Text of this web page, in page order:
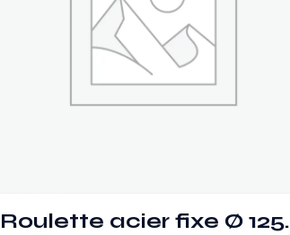
Roulette acier fixe Ø 125.